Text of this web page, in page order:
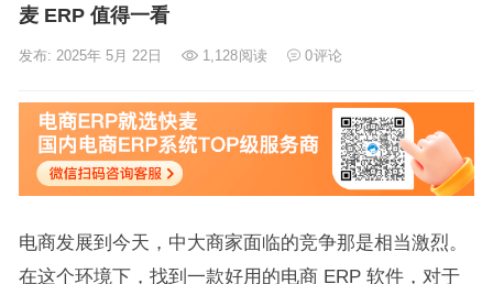
麦 ERP 值得一看
发布: 2025年 5月 22日 1,128阅读 0评论
电商发展到今天，中大商家面临的竞争那是相当激烈。
在这个环境下，找到一款好用的电商 ERP 软件，对于